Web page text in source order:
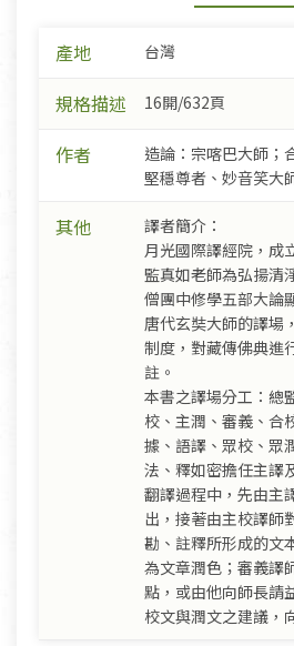
產地 台灣
規格描述 16開/632頁
作者
造論：宗喀巴大師；
堅穩尊者、妙音笑大
其他
譯者簡介：
月光國際譯經院，成
監真如老師為弘揚清
僧團中修學五部大論
唐代玄奘大師的譯場
制度，對藏傳佛典進
註。
本書之譯場分工：總
校、主潤、審義、合
據、語譯、眾校、眾
法、釋如密擔任主譯
翻譯過程中，先由主
出，接著由主校譯師
勘、註釋所形成的文
為文章潤色；審義譯
點，或由他向師長請
校文與潤文之建議，